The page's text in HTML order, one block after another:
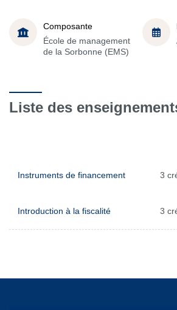
Composante
École de management
de la Sorbonne (EMS)
Liste des
Instruments de financement 3
Introduction à la fiscalité 3